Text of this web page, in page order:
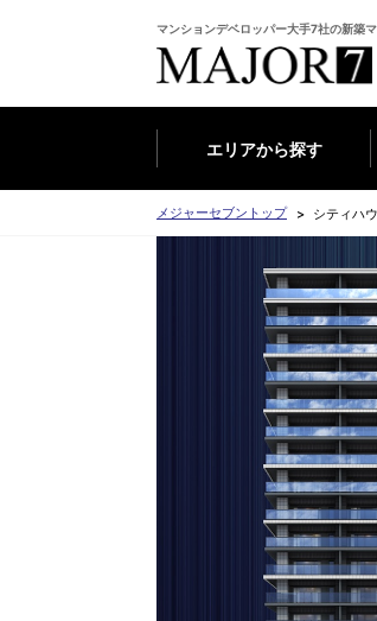
マンションデベロッパー大手7社の新築
エリアから探す
メジャーセブントップ シティハ